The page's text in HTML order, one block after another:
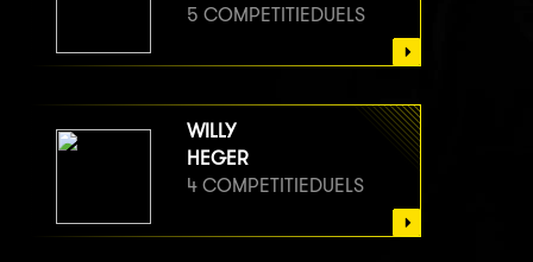
5 COMPETITIEDUELS
WILLY
HEGER
4 COMPETITIEDUELS